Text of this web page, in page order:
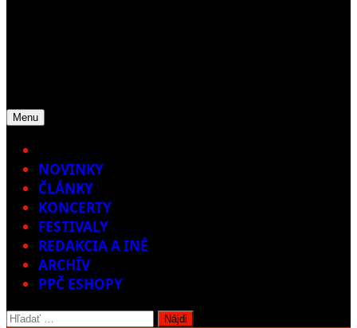
Menu
NOVINKY
ČLÁNKY
KONCERTY
FESTIVALY
REDAKCIA A INÉ
ARCHÍV
PPČ ESHOPY
Hľadať: